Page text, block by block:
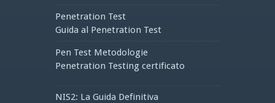
Penetration Test
Guida al Penetration Test
Pen Test Metodologie
Penetration Testing certificato
NIS2: La Guida Definitiva